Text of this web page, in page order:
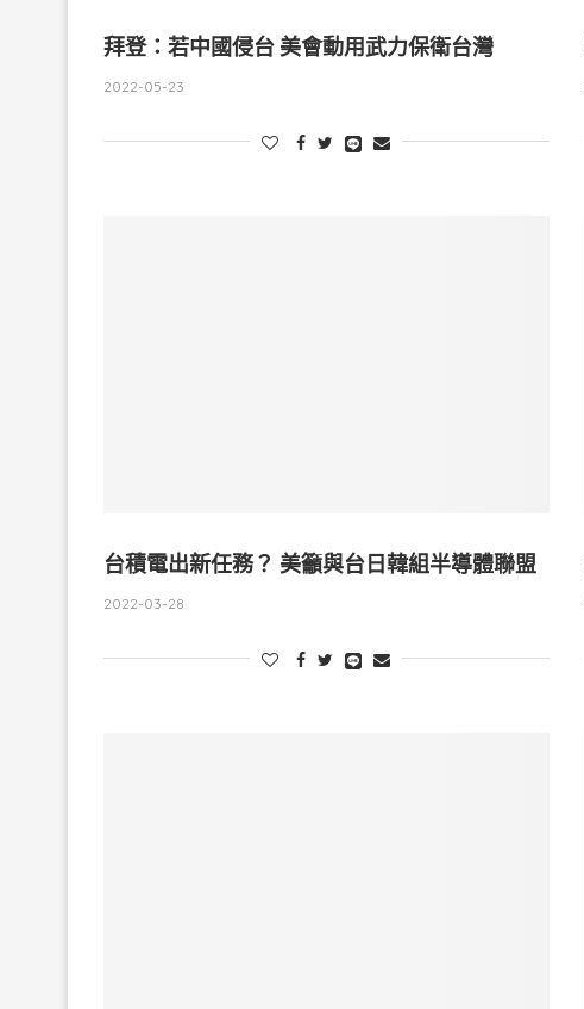
拜登：若中國侵台 美會動用武力保衛台灣
2022-05-23
台積電出新任務？ 美籲與台日韓組半導體聯盟
2022-03-28